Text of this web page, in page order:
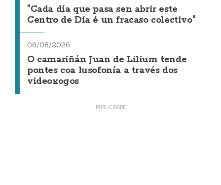
"Cada día que pasa sen abrir este
Centro de Día é un fracaso colectivo"
06/08/2026
O camariñán Juan de Lilium tende
pontes coa lusofonía a través dos
videoxogos